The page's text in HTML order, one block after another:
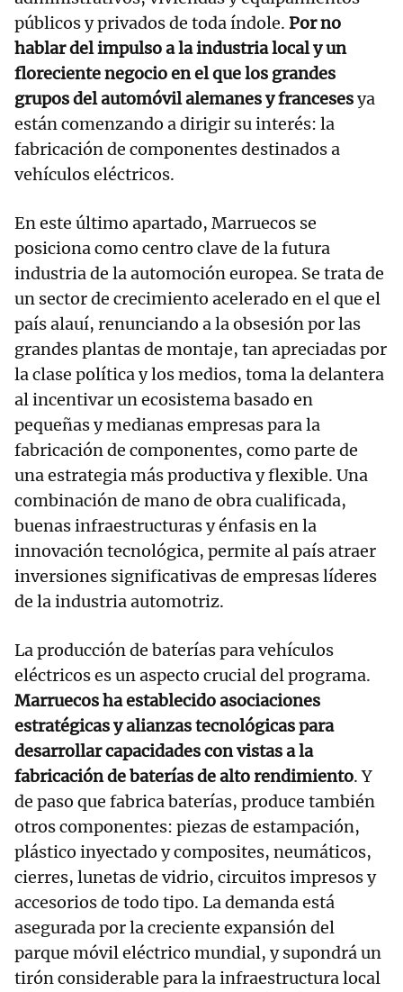
públicos y privados de toda índole. Por no
hablar del impulso a la industria local y un
floreciente negocio en el que los grandes
grupos del automóvil alemanes y francesesya
están comenzando a dirigir su interés: la
fabricación de componentes destinados a
vehículos eléctricos.
En este último apartado, Marruecos se
posiciona como centro clave de la futura
industria de la automoción europea. Se trata de
un sector de crecimiento acelerado en el que el
país alauí, renunciando a la obsesión por las
grandes plantas de montaje, tan apreciadas por
la clase política y los medios, toma la delantera
al incentivar un ecosistema basado en
pequeñas y medianas empresas para la
fabricación de componentes, como parte de
una estrategia más productiva y flexible. Una
combinación de mano de obra cualificada,
buenas infraestructuras y énfasis en la
innovación tecnológica, permite al país atraer
inversiones significativas de empresas líderes
de la industria automotriz.
La producción de baterías para vehículos
eléctricos es un aspecto crucial del programa.
Marruecos ha establecido asociaciones
estratégicas y alianzas tecnológicas para
desarrollar capacidades con vistas a la
fabricación de baterías de alto rendimiento. Y
de paso que fabrica baterías, produce también
otros componentes: piezas de estampación,
plástico inyectado y composites, neumáticos,
cierres, lunetas de vidrio, circuitos impresos y
accesorios de todo tipo. La demanda está
asegurada por la creciente expansión del
parque móvil eléctrico mundial, y supondrá un
tirón considerable para la infraestructura local